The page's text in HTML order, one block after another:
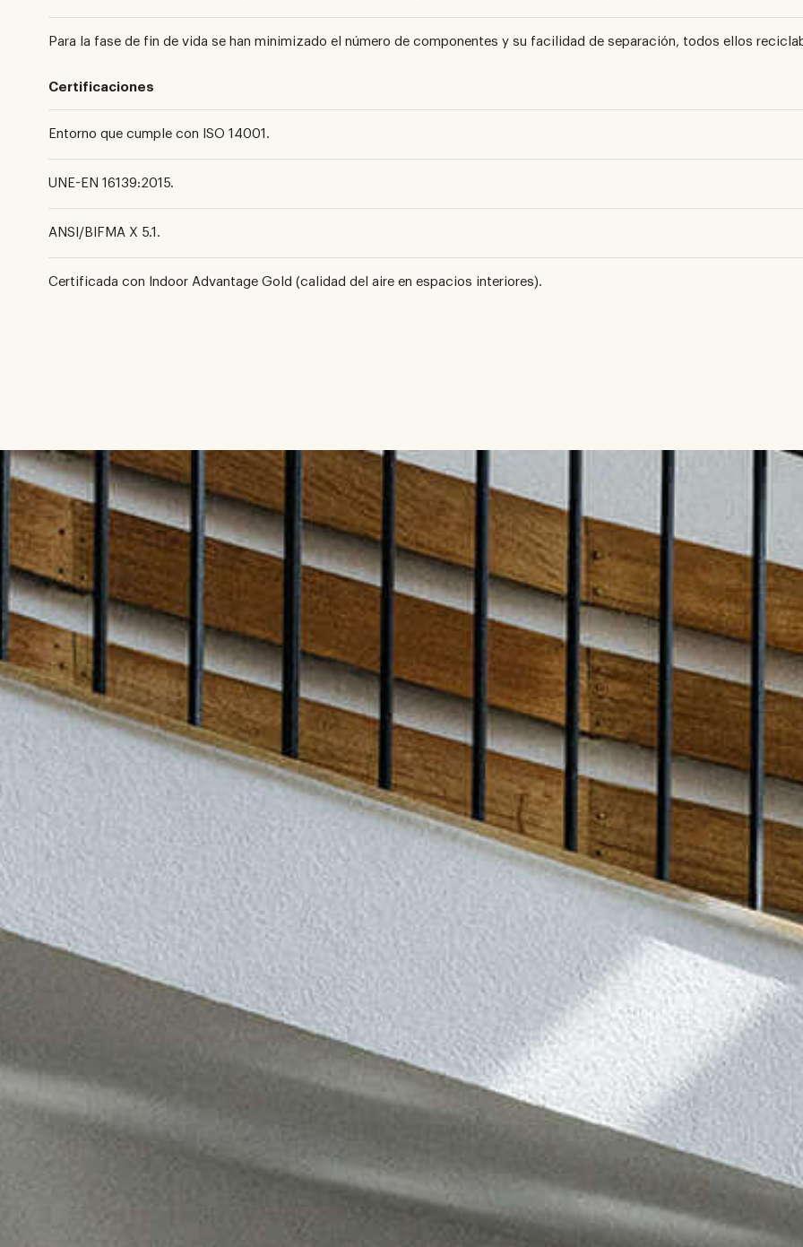
Para la fase de fin de vida se han minimizado el número de componentes y su facilidad de separación, todos ellos
Certificaciones
Entorno que cumple con ISO 14001.
UNE-EN 16139:2015.
ANSI/BIFMA X 5.1.
Certificada con Indoor Advantage Gold (calidad del aire en espacios interiores).